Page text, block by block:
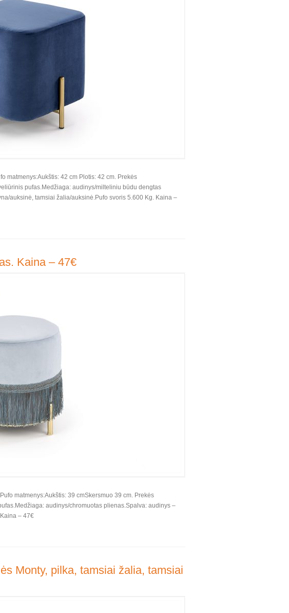
matmenys:Aukštis: 42 cm Plotis: 42 cm. Prekės
pufas.Medžiaga: audinys/milteliniu būdu dengtas
auksinė, tamsiai žalia/auksinė.Pufo svoris 5.600 Kg. Kaina –
Kaina – 47€
matmenys:Aukštis: 39 cmSkersmuo 39 cm. Prekės
audinys/chromuotas plienas.Spalva: audinys –
– 47€
Monty, pilka, tamsiai žalia, tamsiai